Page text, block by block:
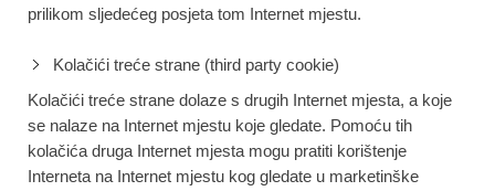
prilikom sljedećeg posjeta tom Internet mjestu.
Kolačići treće strane (third party cookie)
Kolačići treće strane dolaze s drugih Internet mjesta, a koje
se nalaze na Internet mjestu koje gledate. Pomoću tih
kolačića druga Internet mjesta mogu pratiti korištenje
Interneta na Internet mjestu kog gledate u marketinške